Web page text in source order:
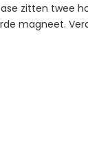
zitten twee
magneet.